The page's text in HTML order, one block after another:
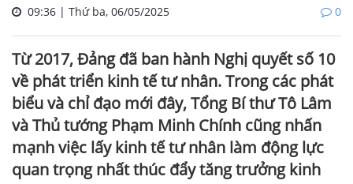
09:36 | Thứ ba, 06/05/2025 0
Từ 2017, Đảng đã ban hành Nghị quyết số 10
về phát triển kinh tế tư nhân. Trong các phát
biểu và chỉ đạo mới đây, Tổng Bí thư Tô Lâm
và Thủ tướng Phạm Minh Chính cũng nhấn
mạnh việc lấy kinh tế tư nhân làm động lực
quan trọng nhất thúc đẩy tăng trưởng kinh